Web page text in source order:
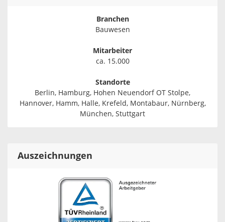
Branchen
Bauwesen
Mitarbeiter
ca. 15.000
Standorte
Berlin, Hamburg, Hohen Neuendorf OT Stolpe,
Hannover, Hamm, Halle, Krefeld, Montabaur, Nürnberg,
München, Stuttgart
Auszeichnungen